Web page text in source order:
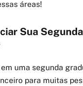
áreas!
Sua Segunda
uma segunda
para muitas